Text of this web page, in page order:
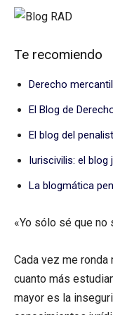
Te recomiendo
Derecho mercantil
El Blog de
El blog del
Iuriscivilis: el
La blogmática
«Yo sólo sé que no
Cada vez me
cuanto más
mayor es la